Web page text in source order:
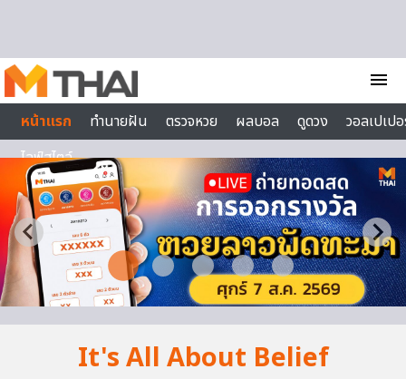
menu
หน้าแรก
ทำนายฝัน ตรวจหวย ผลบอล ดูดวง
วอลเปเป
ไลฟ์สไตล์
It's All About Belief